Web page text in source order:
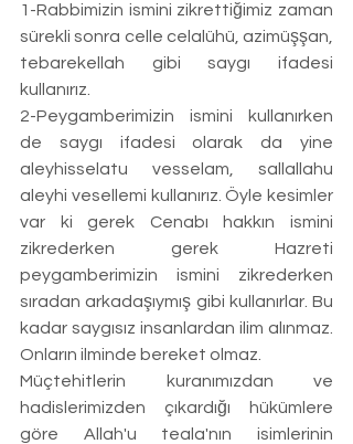
1-Rabbimizin ismini zikrettiğimiz zaman
sürekli sonra celle celalühü, azimüşşan,
tebarekellah gibi saygı ifadesi
kullanırız.
2-Peygamberimizin ismini kullanırken
de saygı ifadesi olarak da yine
aleyhisselatu vesselam, sallallahu
aleyhi vesellemi kullanırız. Öyle kesimler
var ki gerek Cenabı hakkın ismini
zikrederken gerek Hazreti
peygamberimizin ismini zikrederken
sıradan arkadaşıymış gibi kullanırlar. Bu
kadar saygısız insanlardan ilim alınmaz.
Onların ilminde bereket olmaz.
Müçtehitlerin kuranımızdan ve
hadislerimizden çıkardığı hükümlere
göre Allah'u teala'nın isimlerinin